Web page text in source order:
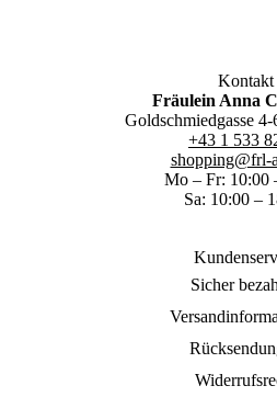
Kontakt
Fräulein Anna
Goldschmiedgasse
+43 1 533
shopping@frl-
Mo – Fr: 10:00
Sa: 10:00 –
Sicher